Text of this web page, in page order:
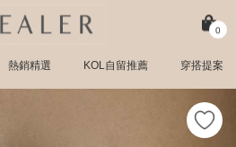
0
熱銷精選 KOL自留推薦 穿搭提案